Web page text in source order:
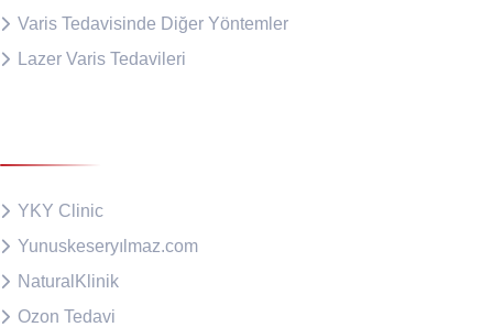
Varis Tedavisinde Diğer Yöntemler
Lazer Varis Tedavileri
YKY Clinic
Yunuskeseryılmaz.com
NaturalKlinik
Ozon Tedavi